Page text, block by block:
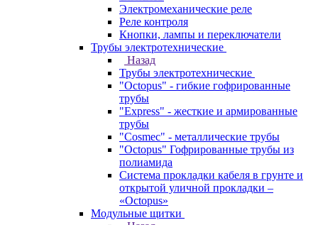
Электромеханические реле
Реле контроля
Кнопки, лампы и переключатели
Трубы электротехнические
Назад
Трубы электротехнические
"Octopus" - гибкие гофрированные
трубы
"Express" - жесткие и армированные
трубы
"Cosmec" - металлические трубы
"Octopus" Гофрированные трубы из
полиамида
Система прокладки кабеля в грунте и
открытой уличной прокладки –
«Octopus»
Модульные щитки